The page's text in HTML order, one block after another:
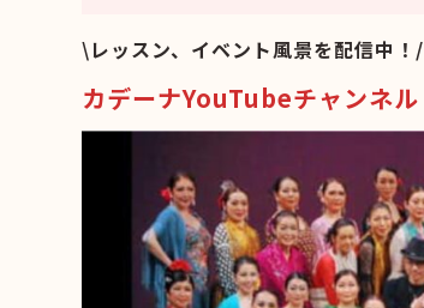
\レッスン、イベント風景を配信中！/
カデーナYouTubeチャンネル